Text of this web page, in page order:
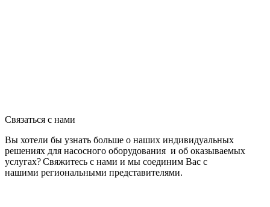
Связаться с нами
Вы хотели бы узнать больше о наших индивидуальных
решениях для насосного оборудования и об оказываемых
услугах? Свяжитесь с нами и мы соединим Вас с
нашими региональными представителями.